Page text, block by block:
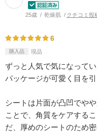
25歳 乾燥肌 クチコミ投
6
購入品 現品
ずっと人気で気になって
パッケージが可愛く目を引
シートは片面が凸凹でや
ことで、角質をケアする
だ、厚めのシートのため